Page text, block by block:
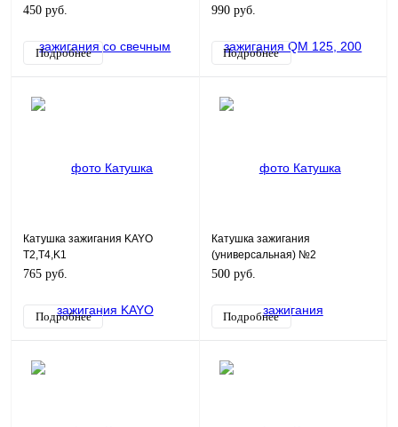
RM 125, SK125, 200-9, 150-20
450 руб.
Подробнее
990 руб.
Подробнее
Катушка зажигания KAYO
T2,T4,K1
765 руб.
Подробнее
Катушка зажигания
(универсальная) №2
500 руб.
Подробнее